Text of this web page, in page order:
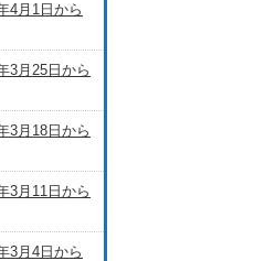
4月1日から
3月25日から
3月18日から
3月11日から
3月4日から